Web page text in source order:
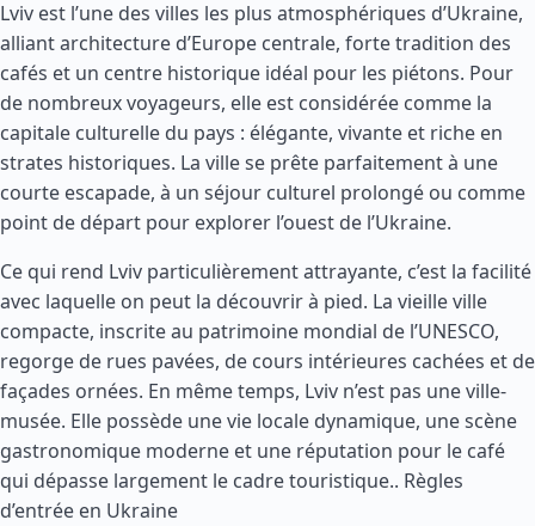
Lviv est l’une des villes les plus atmosphériques d’Ukraine,
alliant architecture d’Europe centrale, forte tradition des
cafés et un centre historique idéal pour les piétons. Pour
de nombreux voyageurs, elle est considérée comme la
capitale culturelle du pays : élégante, vivante et riche en
strates historiques. La ville se prête parfaitement à une
courte escapade, à un séjour culturel prolongé ou comme
point de départ pour explorer l’ouest de l’Ukraine.
Ce qui rend Lviv particulièrement attrayante, c’est la facilité
avec laquelle on peut la découvrir à pied. La vieille ville
compacte, inscrite au patrimoine mondial de l’UNESCO,
regorge de rues pavées, de cours intérieures cachées et de
façades ornées. En même temps, Lviv n’est pas une ville-
musée. Elle possède une vie locale dynamique, une scène
gastronomique moderne et une réputation pour le café
qui dépasse largement le cadre touristique.. Règles
d’entrée en Ukraine